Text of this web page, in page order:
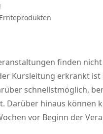
finden
Kursleitung erkrankt
schnellstmöglich,
Darüber hinaus können
vor Beginn der